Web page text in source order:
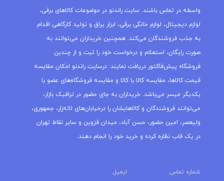
واسطه در تماس باشند. سایت راندنو در موضوعات کالاهای برقی،
لوازم دیجیتال، لوازم خانگی برقی، ابزار یراق و تولید کارگاهی اقدام
به جذب فروشندگان می‌کند. همچنین خریداران می‌توانند به
صورت رایگان، استعلام و درخواست خود را ثبت و از چندین
فروشگاه پیش‌فاکتور دریافت نمایند. درسایت راندنو امکان مقایسه
قیمت کالاها، مقایسه کالا با کالا و مقایسه فروشگاه‌های عضو با
یکدیگر میسر می‌باشد. خریداران به جای حضور در ترافیک بازار،
می‌توانند فروشندگان و کالاهایشان را درخیابان‌های لاله‌زار، جمهوری،
ولیعصر، امین حضور، حسن آباد، میدان قزوین و سایر نقاط تهران
در یک قاب نظاره کرده و خرید خود را انجام دهند.
شماره تماس ایمیل